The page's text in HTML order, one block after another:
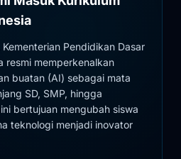
Pendidikan Dasar
resmi memperkenalkan
buatan (AI) sebagai mata
SD, SMP, hingga
bertujuan mengubah siswa
teknologi menjadi inovator